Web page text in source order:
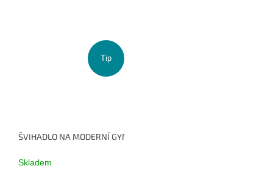
Tip
ŠVIHADLO NA MODERNÍ GYMNASTIKU BALESPO 2,5 M FIALOVÉ
Skladem